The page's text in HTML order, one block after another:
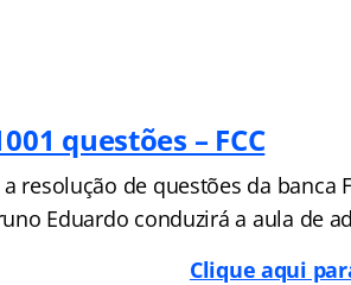
questões – FCC
resolução de questões da banca
Eduardo conduzirá a aula de
Clique aqui